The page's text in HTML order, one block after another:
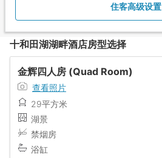
住客高级设置
十和田湖湖畔酒店房型选择
金辉四人房 (Quad Room)
查看照片
29平方米
湖景
禁烟房
浴缸